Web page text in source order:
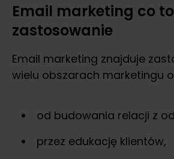
Email marketing co
zastosowanie
Email marketing znajduje
wielu obszarach marketingu
od budowania relacji z
przez edukację klientów,